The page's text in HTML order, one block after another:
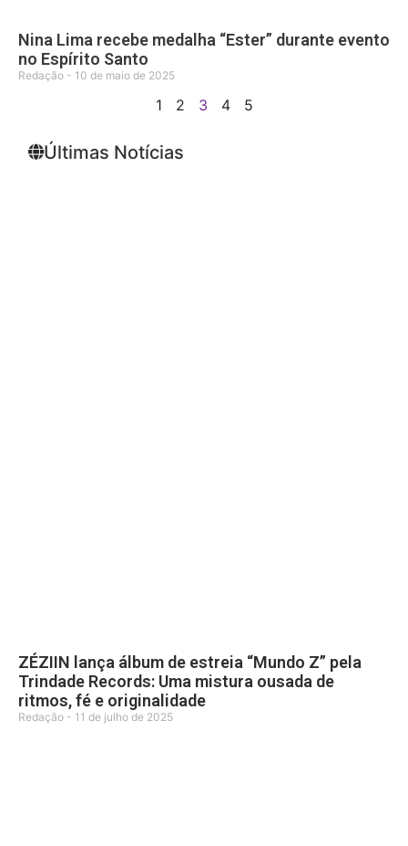
Nina Lima recebe medalha “Ester” durante evento
no Espírito Santo
Redação 10 de maio de 2025
1 2 3 4 5
Últimas Notícias
ZÉZIIN lança álbum de estreia “Mundo Z” pela
Trindade Records: Uma mistura ousada de
ritmos, fé e originalidade
Redação 11 de julho de 2025